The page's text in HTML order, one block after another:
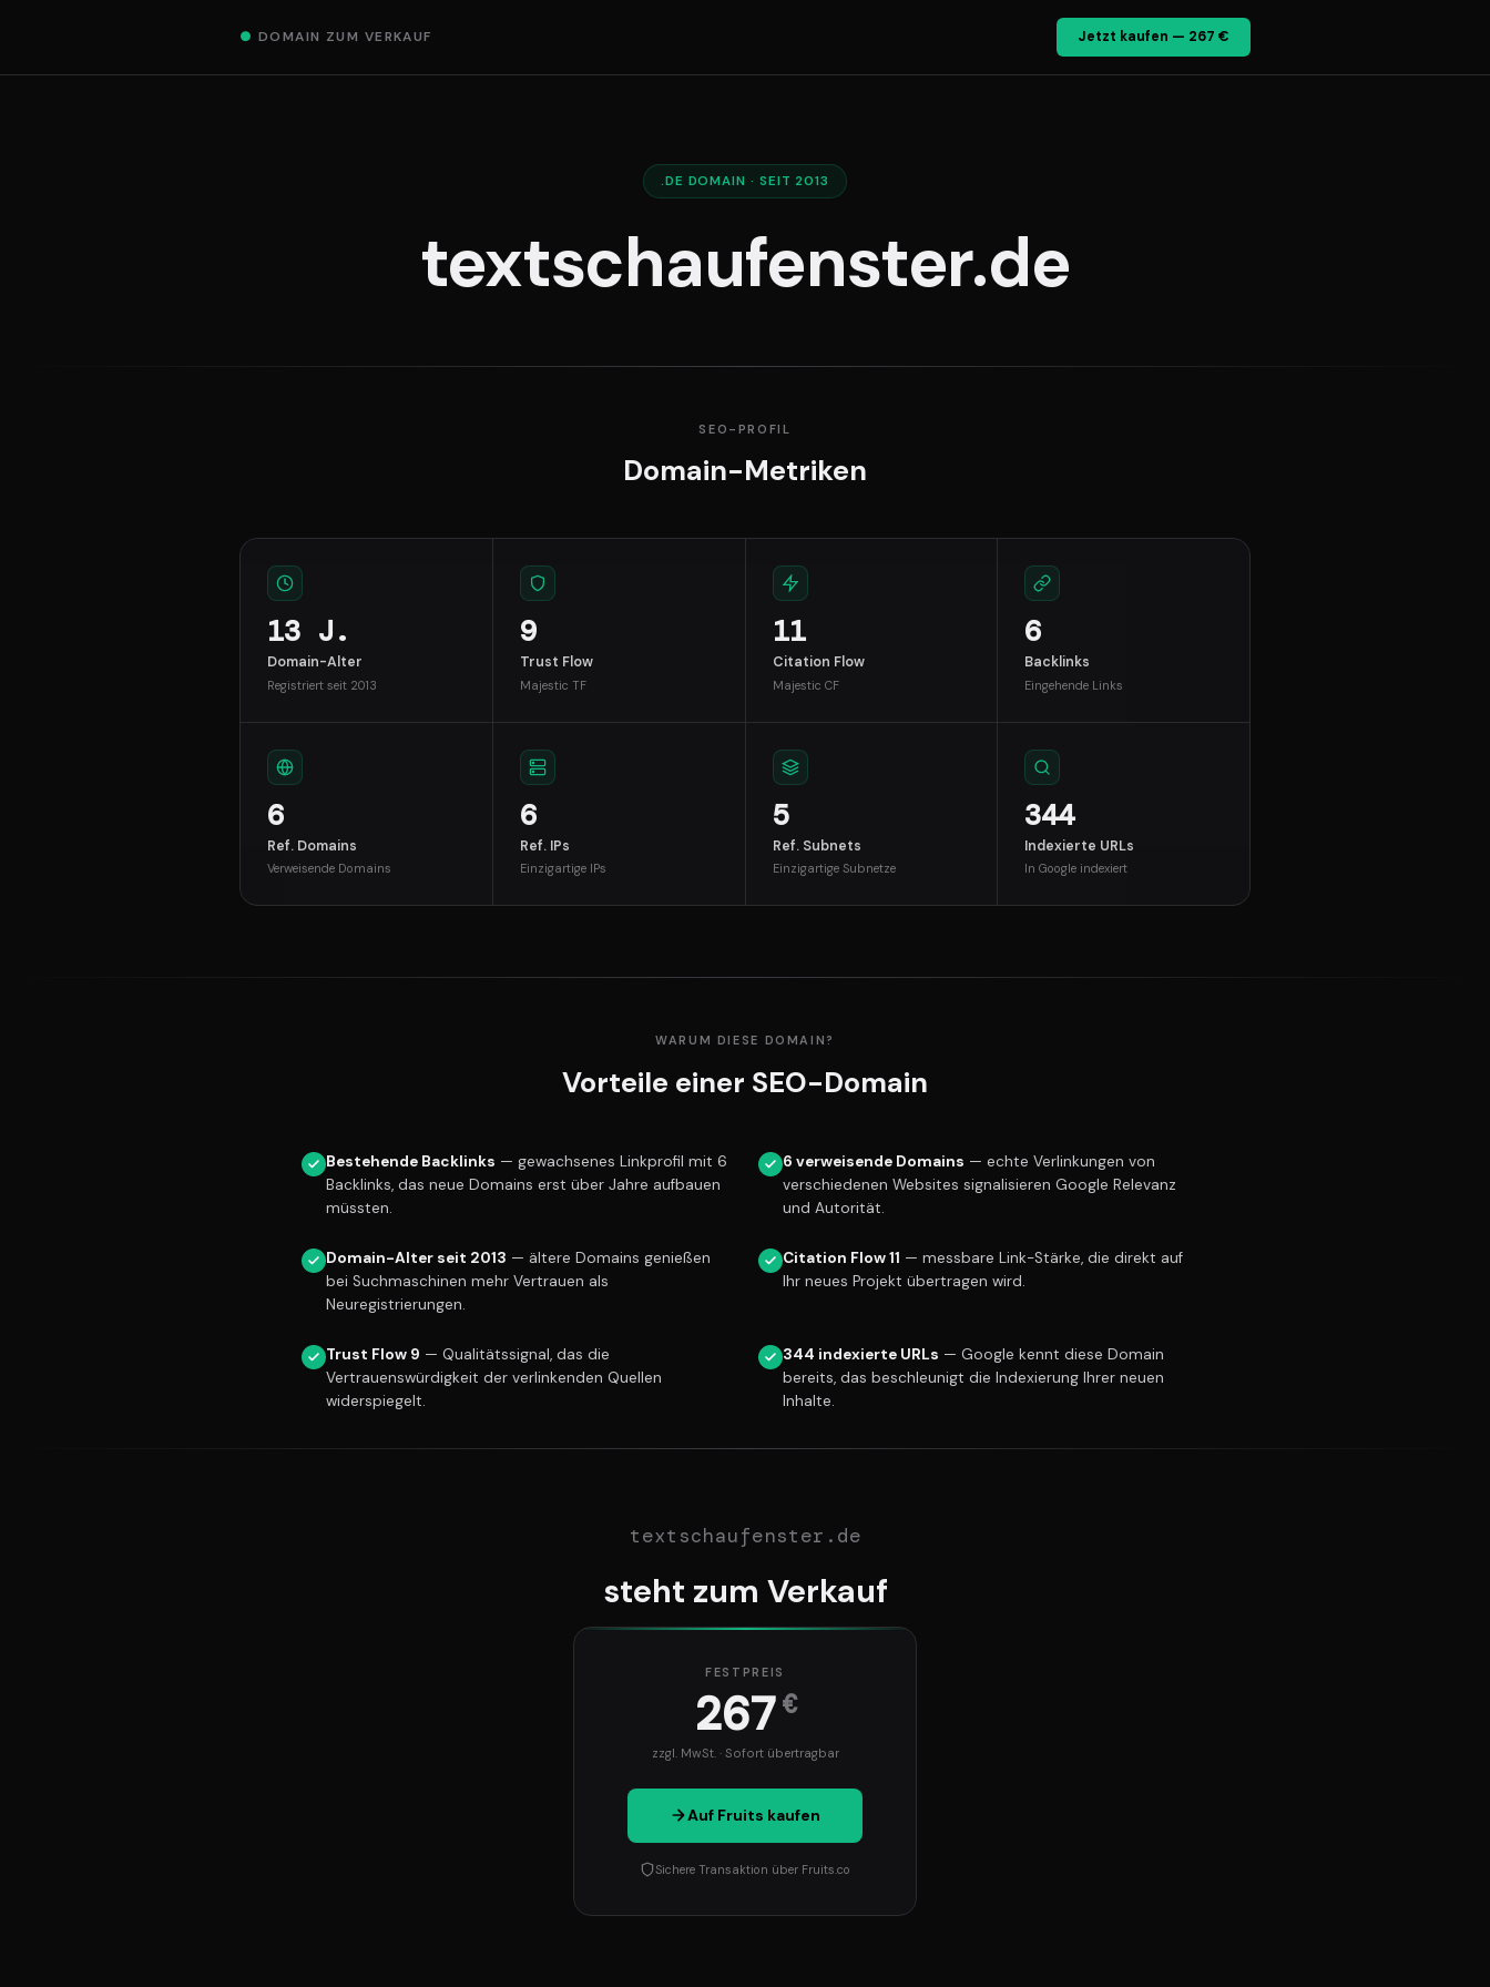
● DOMAIN ZUM VERKAUF Jetzt kaufen — 267 €
.DE DOMAIN · SEIT 2013
textschaufenster.de
SEO-PROFIL
Domain-Metriken
13 J.
Domain-Alter
Registriert seit 2013
9
Trust Flow
Majestic TF
11
Citation Flow
Majestic CF
6
Backlinks
Eingehende Links
6
Ref. Domains
Verweisende Domains
6
Ref. IPs
Einzigartige IPs
5
Ref. Subnets
Einzigartige Subnetze
344
Indexierte URLs
In Google indexiert
WARUM DIESE DOMAIN?
Vorteile einer SEO-Domain
Bestehende Backlinks — gewachsenes Linkprofil mit 6
Backlinks, das neue Domains erst über Jahre aufbauen
müssten.
6 verweisende Domains — echte Verlinkungen von
verschiedenen Websites signalisieren Google Relevanz
und Autorität.
Domain-Alter seit 2013 — ältere Domains genießen
bei Suchmaschinen mehr Vertrauen als
Neuregistrierungen.
Citation Flow 11 — messbare Link-Stärke, die direkt auf
Ihr neues Projekt übertragen wird.
Trust Flow 9 — Qualitätssignal, das die
Vertrauenswürdigkeit der verlinkenden Quellen
widerspiegelt.
344 indexierte URLs — Google kennt diese Domain
bereits, das beschleunigt die Indexierung Ihrer neuen
Inhalte.
textschaufenster.de
steht zum Verkauf
FESTPREIS
267 €
zzgl. MwSt. · Sofort übertragbar
Auf Fruits kaufen
Sichere Transaktion über Fruits.co